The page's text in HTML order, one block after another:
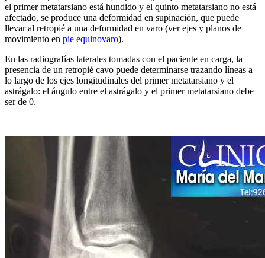
el primer metatarsiano está hundido y el quinto metatarsiano no está
afectado, se produce una deformidad en supinación, que puede
llevar al retropié a una deformidad en varo (ver ejes y planos de
movimiento en pie equinovaro).
En las radiografías laterales tomadas con el paciente en carga, la
presencia de un retropié cavo puede determinarse trazando líneas a
lo largo de los ejes longitudinales del primer metatarsiano y el
astrágalo: el ángulo entre el astrágalo y el primer metatarsiano debe
ser de 0.